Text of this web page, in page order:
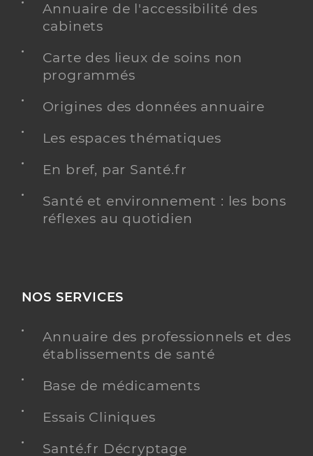
Annuaire de l'accessibilité des
cabinets
Carte des lieux de soins non
programmés
Origines des données annuaire
Les espaces thématiques
En bref, par Santé.fr
Santé et environnement : les bons
réflexes au quotidien
NOS SERVICES
Annuaire des professionnels et des
établissements de santé
Base de médicaments
Essais Cliniques
Santé.fr Décryptage